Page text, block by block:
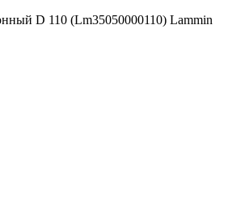
D 110 (Lm35050000110) Lammin